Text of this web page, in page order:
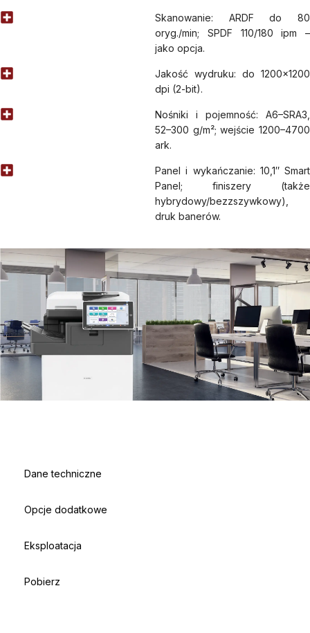
Dane techniczne
Opcje dodatkowe
Eksploatacja
Pobierz
Skanowanie: ARDF do 80
oryg./min; SPDF 110/180 ipm –
jako opcja.
Jakość wydruku: do 1200×1200
dpi (2-bit).
Nośniki i pojemność: A6–SRA3,
52–300 g/m²; wejście 1200–4700
ark.
Panel i wykańczanie: 10,1″ Smart
Panel; finiszery (także
hybrydowy/bezzszywkowy),
druk banerów.